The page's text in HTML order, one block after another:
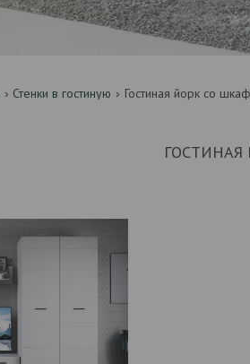
Стенки в гостиную Гостиная йорк со